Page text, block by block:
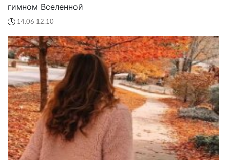
гимном Вселенной
14:06 12.10